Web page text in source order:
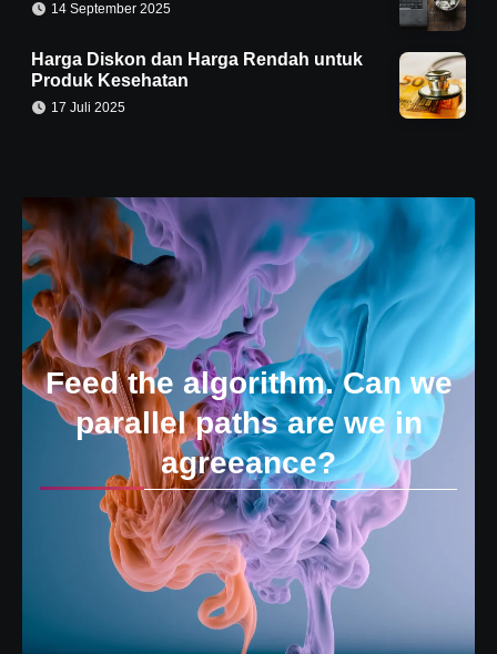
14 September 2025
Harga Diskon dan Harga Rendah untuk
Produk Kesehatan
17 Juli 2025
Feed the algorithm. Can we
parallel paths are we in
agreeance?